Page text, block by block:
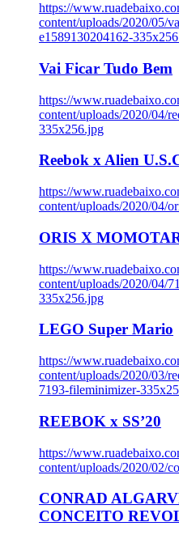
https://
content/uploads/2020/05/
e1589130204162-
Vai Ficar Tudo Bem
https://
content/uploads/2020/04/
335x256.jpg
Reebok x Alien
https://
content/uploads/2020/04/
ORIS X
https://
content/uploads/2020/04/
335x256.jpg
LEGO Super Mario
https://
content/uploads/2020/03/
7193-fileminimizer-
REEBOK x SS’20
https://
content/uploads/2020/02/
CONRAD
CONCEITO